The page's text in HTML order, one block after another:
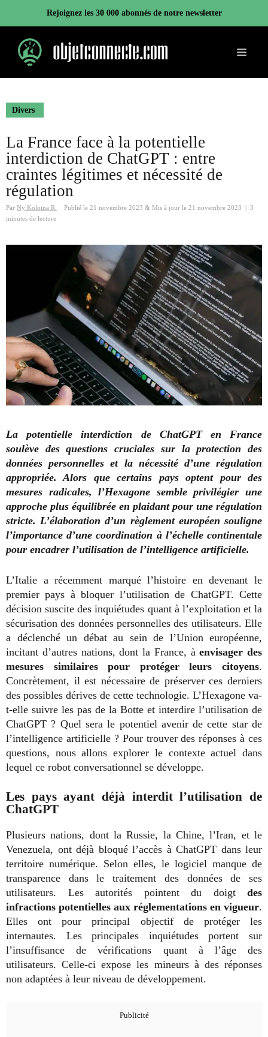
contenu
Rejoignez les 30 000 abonnés de notre newsletter
Menu
Divers
La France face à la potentielle
interdiction de ChatGPT : entre
craintes légitimes et nécessité de
régulation
Par Ny Koloina R. Publié le 21 novembre 2023 & Mis à jour le 21 novembre 2023
3
minutes de lecture
La potentielle interdiction de ChatGPT en France
soulève des questions cruciales sur la protection des
données personnelles et la nécessité d’une régulation
appropriée. Alors que certains pays optent pour des
mesures radicales, l’Hexagone semble privilégier une
approche plus équilibrée en plaidant pour une régulation
stricte. L’élaboration d’un règlement européen souligne
l’importance d’une coordination à l’échelle continentale
pour encadrer l’utilisation de l’intelligence artificielle.
L’Italie a récemment marqué l’histoire en devenant le
premier pays à bloquer l’utilisation de ChatGPT. Cette
décision suscite des inquiétudes quant à l’exploitation et la
sécurisation des données personnelles des utilisateurs. Elle
a déclenché un débat au sein de l’Union européenne,
incitant d’autres nations, dont la France, àenvisager des
mesures similaires pour protéger leurs citoyens.
Concrètement, il est nécessaire de préserver ces derniers
des possibles dérives de cette technologie. L’Hexagone va-
t-elle suivre les pas de la Botte et interdire l’utilisation de
ChatGPT ? Quel sera le potentiel avenir de cette star de
l’intelligence artificielle ? Pour trouver des réponses à ces
questions, nous allons explorer le contexte actuel dans
lequel ce robot conversationnel se développe.
Les pays ayant déjà interdit l’utilisation de
ChatGPT
Plusieurs nations, dont la Russie, la Chine, l’Iran, et le
Venezuela, ont déjà bloqué l’accès à ChatGPT dans leur
territoire numérique. Selon elles, le logiciel manque de
transparence dans le traitement des données de ses
utilisateurs. Les autorités pointent du doigt des
infractions potentielles aux réglementations en vigueur.
Elles ont pour principal objectif de protéger les
internautes. Les principales inquiétudes portent sur
l’insuffisance de vérifications quant à l’âge des
utilisateurs. Celle-ci expose les mineurs à des réponses
non adaptées à leur niveau de développement.